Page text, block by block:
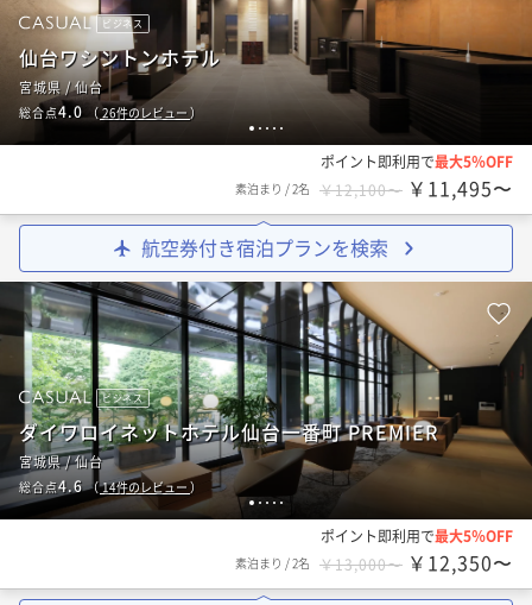
1 2 3 4 5
ビジネス
仙台ワシントンホテル
宮城県 / 仙台
総合点4.0 （26件のレビュー）
ポイント即利用で最大5％OFF
素泊まり /2名 ￥12,100〜 ￥11,495〜
航空券付き宿泊プランを検索
1 2 3 4 5
ビジネス
ダイワロイネットホテル仙台一番町 PREMIER
宮城県 / 仙台
総合点4.6（14件のレビュー ）
ポイント即利用で最大5％OFF
素泊まり /2名 ￥13,000〜 ￥12,350〜